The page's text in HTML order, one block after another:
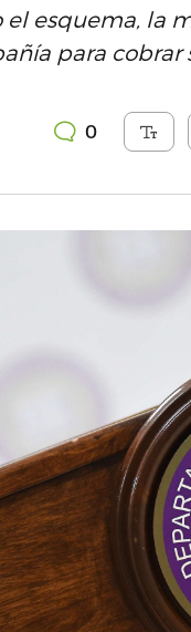
el esquema, la
para cobrar
0